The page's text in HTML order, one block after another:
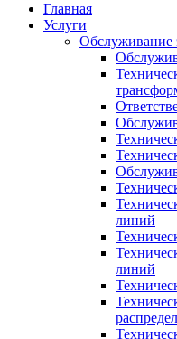
Главная
Услуги
Обслуживание
линий
линий